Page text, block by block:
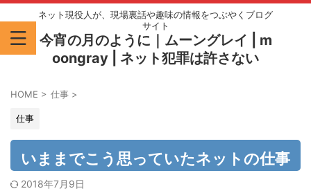
ネット現役人が、現場裏話や趣味の情報をつぶやくブログ
サイト
今宵の月のように｜ムーングレイ | m
oongray | ネット犯罪は許さない
HOME > 仕事 >
仕事
いままでこう思っていたネットの仕事
2018年7月9日